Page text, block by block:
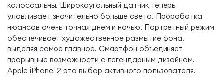
колоссальны. Широкоугольный датчик теперь
улавливает значительно больше света. Проработка
нюансов очень точная днем и ночью. Портретный режим
обеспечивает художественное размытие фона,
выделяя самое главное. Смартфон объединяет
прорывные возможности с легендарным дизайном.
Apple iPhone 12 это выбор активного пользователя.